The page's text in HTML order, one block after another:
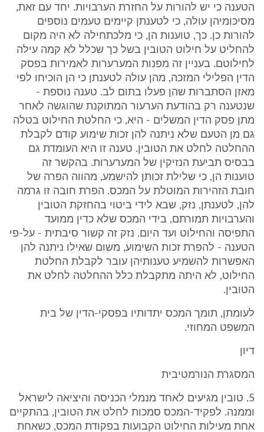
הטענה כי יש להורות על החזרת הערבויות. יחד עם זאת,
מסיכומיהן עולה, כי לטענתן קיימים טעמים נוספים
להורות כן. כך, טוענות הן, כי מלכתחילה לא היה מקום
להחליט על חילוט הטובין בשל כך שכלל לא קמה עילה
לחילוטם. בעניין זה מפנות המערערות לאמירות בפסק
הדין הפלילי המזכה, מהן עולה לטענתן כי הן הוכיחו לפי
מאזן הסתברות שהן פעלו בתום לב. טענה נוספת -
שנטענה רק בהודעת הערעור המתוקנת שהוגשה לאחר
מתן פסק הדין המשלים - היא, כי החלטת החילוט בטלה
גם מן הטעם שלא ניתנה להן זכות שימוע קודם לקבלת
ההחלטה לחלט את הטובין. טענה זו היא העומדת גם
בבסיס תביעת הנזיקין של המערערות. בהקשר זה
טוענות הן, כי שלילת זכותן להישמע, מהווה הפרה של
חובת הזהירות המוטלת על המכס. הפרת חובה זו גרמה
להן, לטענתן, נזק, שבא לידי ביטוי בהחזקת הטובין
והערבויות תמורתם, בידי המכס שלא כדין ממועד
התפיסה והחילוט ועד היום. נזק זה קשור סיבתית - על-פי
הטענה - להפרת זכות השימוע, משום שאילו ניתנה להן
האפשרות להשמיע טענותיהן עובר לקבלת החלטת
החילוט, לא היתה מתקבלת כלל ההחלטה לחלט את
הטובין.
לעומתן, תומך המכס יתדותיו בפסקי-הדין של בית
המשפט המחוזי.
דיון
המסגרת הנורמטיבית
‎5. טובין מגיעים לאחד מנמלי הכניסה והיציאה לישראל
וממנה. לפקיד-המכס סמכות לחלט את הטובין, בהתקיים
אחת מעילות החילוט הקבועות בפקודת המכס, כשאחת